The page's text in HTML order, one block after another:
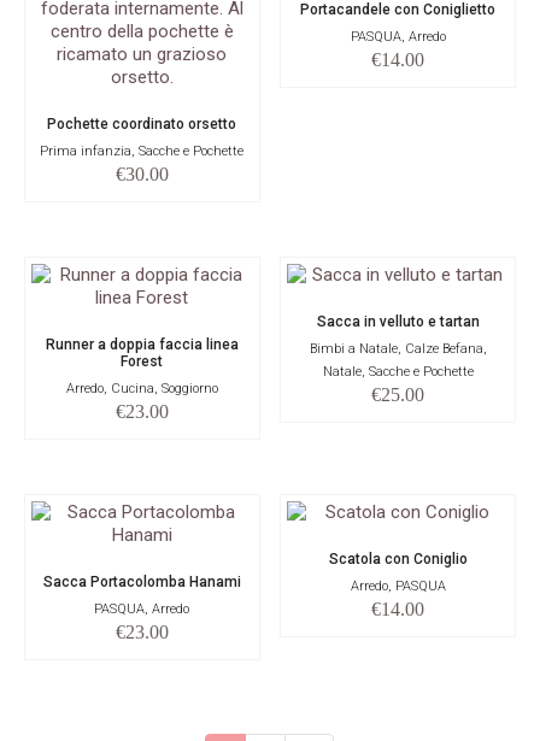
Pochette coordinato orsetto
Prima infanzia, Sacche e Pochette
€30.00
Portacandele con Coniglietto
PASQUA, Arredo
€14.00
Runner a doppia faccia linea
Forest
Arredo, Cucina, Soggiorno
€23.00
Sacca in velluto e tartan
Bimbi a Natale, Calze Befana,
Natale, Sacche e Pochette
€25.00
Sacca Portacolomba Hanami
PASQUA, Arredo
€23.00
Scatola con Coniglio
Arredo, PASQUA
€14.00